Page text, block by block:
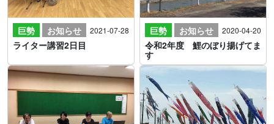
巨勢 お知らせ 2021-07-28
ライター講習2日目
巨勢 お知らせ 2020-04-20
令和2年度 鯉のぼり揚げてま
す